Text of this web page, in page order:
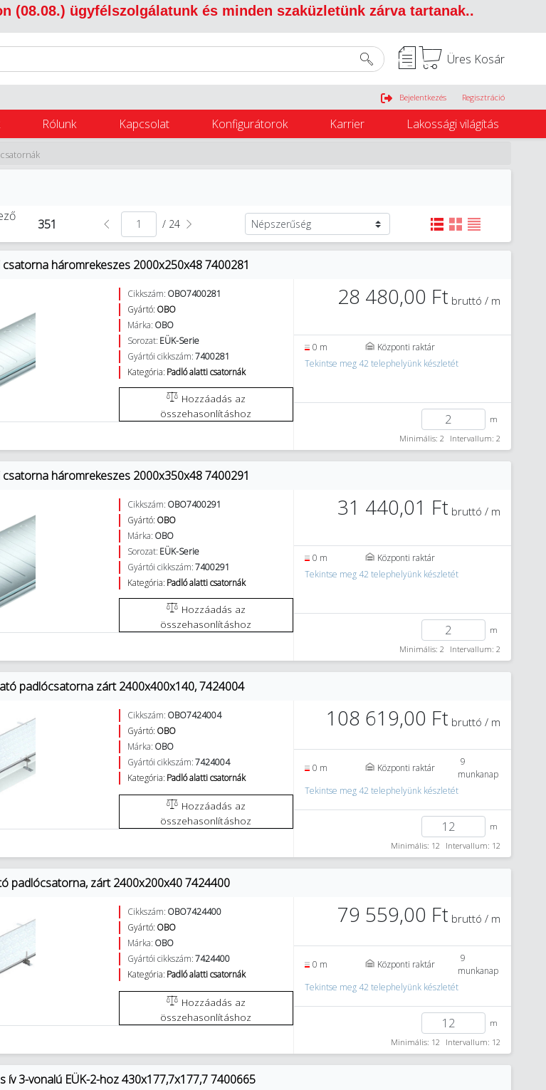
(08.08.) ügyfélszolgálatunk és minden szaküzletünk zárva tartanak..
Üres Kosár
Belépés
Bejelentkezés Regisztráció
Rólunk Kapcsolat Konfigurátorok Karrier Lakossági világítás
351 / 24
háromrekeszes 2000x250x48 7400281
Cikkszám: OBO7400281
Gyártó: OBO
Márka: OBO
Sorozat: EÜK-Serie
Gyártói cikkszám:7400281
Kategória: Padló alatti csatornák
összehasonlításhoz
28 480,00 Ft bruttó / m
0 m
Központi raktár
Tekintse meg 42 telephelyünk készletét
m
Minimális: 2
Intervallum: 2
háromrekeszes 2000x350x48 7400291
Cikkszám: OBO7400291
Gyártó: OBO
Márka: OBO
Sorozat: EÜK-Serie
Gyártói cikkszám:7400291
Kategória: Padló alatti csatornák
összehasonlításhoz
31 440,01 Ft bruttó / m
0 m
Központi raktár
Tekintse meg 42 telephelyünk készletét
m
Minimális: 2
Intervallum: 2
padlócsatorna zárt 2400x400x140, 7424004
Cikkszám: OBO7424004
Gyártó: OBO
Márka: OBO
Gyártói cikkszám:7424004
Kategória: Padló alatti csatornák
összehasonlításhoz
108 619,00 Ft bruttó / m
0 m Központi raktár
9
munkanap
Tekintse meg 42 telephelyünk készletét
m
Minimális: 12
Intervallum: 12
padlócsatorna, zárt 2400x200x40 7424400
Cikkszám: OBO7424400
Gyártó: OBO
Márka: OBO
Gyártói cikkszám:7424400
Kategória: Padló alatti csatornák
összehasonlításhoz
79 559,00 Ft bruttó / m
0 m Központi raktár
9
munkanap
Tekintse meg 42 telephelyünk készletét
m
Minimális: 12
Intervallum: 12
ív 3-vonalú EÜK-2-hoz 430x177,7x177,7 7400665